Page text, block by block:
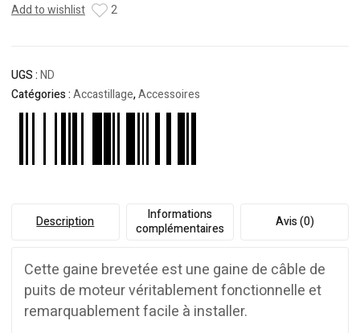
avec
Add to wishlist 2
UGS :ND
Catégories :Accastillage,Accessoires
Description
Informations
complémentaires
Avis (0)
Cette gaine brevetée est une gaine de câble de
puits de moteur véritablement fonctionnelle et
remarquablement facile à installer.